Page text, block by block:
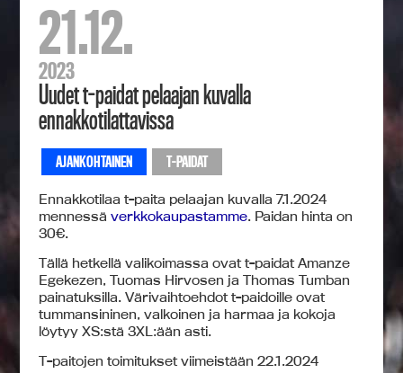
21.12.
2023
Uudet t-paidat pelaajan kuvalla
ennakkotilattavissa
AJANKOHTAINEN T-PAIDAT
Ennakkotilaa t-paita pelaajan kuvalla 7.1.2024
mennessäverkkokaupastamme. Paidan hinta on
30€.
Tällä hetkellä valikoimassa ovat t-paidat Amanze
Egekezen, Tuomas Hirvosen ja Thomas Tumban
painatuksilla. Värivaihtoehdot t-paidoille ovat
tummansininen, valkoinen ja harmaa ja kokoja
löytyy XS:stä 3XL:ään asti.
T-paitojen toimitukset viimeistään 22.1.2024